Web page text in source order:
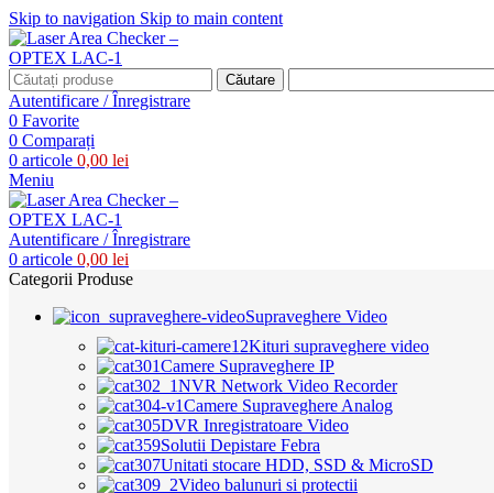
Skip to navigation Skip to main content
Căutare
Autentificare / Înregistrare
0 Favorite
0 Comparați
0 articole 0,00 lei
Meniu
Autentificare / Înregistrare
0 articole 0,00 lei
Categorii Produse
Supraveghere Video
Kituri supraveghere video
Camere Supraveghere IP
NVR Network Video Recorder
Camere Supraveghere Analog
DVR Inregistratoare Video
Solutii Depistare Febra
Unitati stocare HDD, SSD & MicroSD
Video balunuri si protectii